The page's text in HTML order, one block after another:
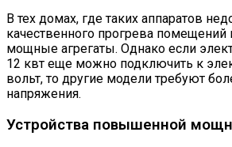
В тех домах, где таких аппаратов
качественного прогрева помещений
мощные агрегаты. Однако если
12 квт еще можно подключить к
вольт, то другие модели требуют
напряжения.
Устройства повышенной